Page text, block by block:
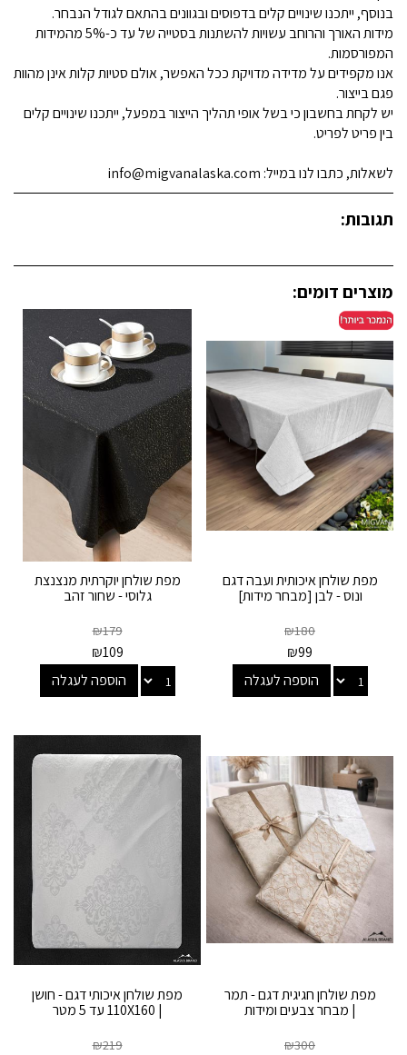
בנוסף, ייתכנו שינויים קלים בדפוסים ובגוונים בהתאם לגודל הנבחר.
מידות האורך והרוחב עשויות להשתנות בסטייה של עד כ-5% מהמידות
המפורסמות.
אנו מקפידים על מדידה מדויקת ככל האפשר, אולם סטיות קלות אינן מהוות
פגם בייצור.
יש לקחת בחשבון כי בשל אופי תהליך הייצור במפעל, ייתכנו שינויים קלים
בין פריט לפריט.
לשאלות, כתבו לנו במייל: info@migvanalaska.com
תגובות:
מוצרים דומים:
מפת שולחן איכותית ועבה דגם
ונוס - לבן [מבחר מידות]
₪180
₪99
הוספה לעגלה
מפת שולחן יוקרתית מנצנצת
גלוסי - שחור זהב
₪179
₪109
הוספה לעגלה
מפת שולחן חגיגית דגם - תמר
| מבחר צבעים ומידות
₪300
מפת שולחן איכותי דגם - חושן
| 110X160 עד 5 מטר
₪219